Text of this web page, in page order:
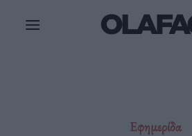
Εφημερίδα